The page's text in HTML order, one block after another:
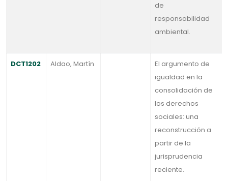
de
responsabilidad
ambiental.
DCT1202 Aldao, Martín
El argumento de
igualdad en la
consolidación de
los derechos
sociales: una
reconstrucción a
partir de la
jurisprudencia
reciente.